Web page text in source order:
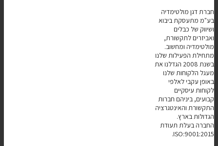
חברת דגן מולטימדיה
בע"מ מתעסקת ביבוא
ושיווק של כבלים
ואביזרים לתקשורת,
מולטימדיה ומחשוב.
מתחילת הפעילות שלנו
בשנת 2008 הגדלנו את
מעגל הלקוחות שלנו
באופן עקבי לאלפי
לקוחות עיסקיים
קבועים, ביניהם חברות
התקשורת והאינטגרציה
הגדולות בארץ.
החברה בעלת תעודת
ISO:9001:2015.